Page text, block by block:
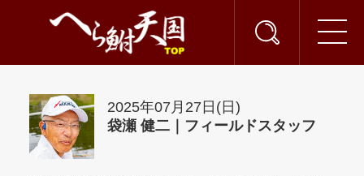
2025年07月27日(日)
袋瀬 健二｜フィールドスタッフ